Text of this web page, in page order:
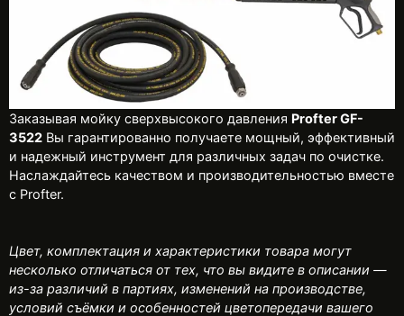
Заказывая мойку сверхвысокого давления Profter GF-
3522 Вы гарантированно получаете мощный, эффективный
и надежный инструмент для различных задач по очистке.
Наслаждайтесь качеством и производительностью вместе
с Profter.
Цвет, комплектация и характеристики товара могут
несколько отличаться от тех, что вы видите в описании —
из-за различий в партиях, изменений на производстве,
условий съёмки и особенностей цветопередачи вашего